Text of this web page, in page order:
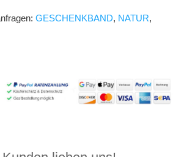
GESCHENKBAND, NATUR,